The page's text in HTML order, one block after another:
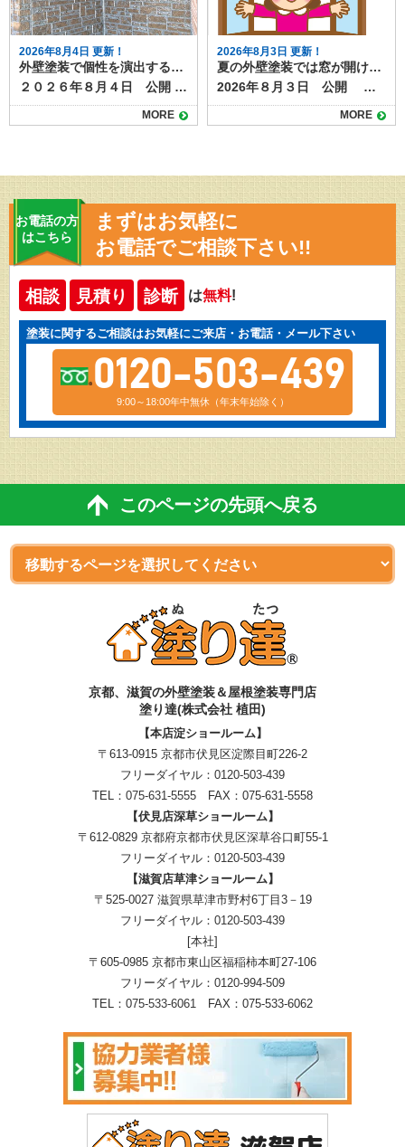
2026年8月4日 更新！
外壁塗装で個性を演出する多彩工法とは？模様仕上げの魅力と特徴
２０２６年８月４日 公開 外壁塗装というと「単色で塗るだけ」というイメージを持つ人も多いですが、近年は色だけでなく模様をつける塗装も人気を集めています。 その代表的な塗装方法が「多彩工法」です。色と質感を組み合わせた独自の仕上がりが得られ、住まいの印象を大きく変えることができます。 目次多彩工法とは多彩工法のメリット高級感と個性を演出デザインの自由度が高い既存外壁の質感を活かせる汚れが目立ちにくい多彩工法の施工方法仕上がりのバリエーション注意点と費用の目安京都・滋賀で多彩工法なら塗り達にお任せ！ 多彩工法とは 多彩工法とは、２色又は３色の組み合わせ、自然な陰影をつけながら仕上げる塗装方法です。ベースとなる色の上から、粒状の塗料や異なる色の塗材を重ねることで、深みや立体感のある模様を作り出します。 サイディング外壁の凹凸を活かす施工方法なので、元々ある柄を以下shながら塗装したり、天然石調やレンガ調など高級感を演出することも可能です。 ▶多彩工法プラン 多彩工法のメリット 多彩工法を使った塗装には様々なメリットがあります。仕上がりの美しさだけではなくもちろん塗装工事としての耐久性もばっちりあります。 高級感と個性を演出 光の当たり方や見る角度によって表情が変わり、単色塗装では得られない高級感が生まれます。 #gallery-1 { margin: auto; } #gallery-1 .gallery-item { float: left; margin-top: 10px; text-align: center; width: 50%; } #gallery-1 img { border: 2px solid #cfcfcf; } #gallery-1 .gallery-caption { margin-left: 0; } /* see gallery_shortcode() in wp-includes/media.php */ 施工前 施工後 デザインの自由度が高い 色の組み合わせや粒の大きさ、模様の出し方などを調整できるため、周囲の家と差別化しやすくなります。 既存外壁の質感を活かせる サイディングの模様を残したまま色だけを変える「クリヤー仕上げ」や、上から模様を重ねる方法もあり、リフォームでも新築のような仕上がりにできます。 汚れが目立ちにくい 多色使いのため、雨だれや埃などの汚れが単色よりも目立ちにくいという特徴があります。 多彩工法の施工方法 多彩工法は特殊な専用ローラーを使って、多彩工法専用塗料を塗っていく施工方法です。 施工には通常の塗装よりも技術が必要で、塗料の販売元であるスズカファインの認定施工店でしか施工できない工法です。多彩工法をご希望の場合は、経験豊富な職人が在籍する認定施工店に依頼することが重要です。 仕上がりのバリエーション 多彩工法には、２色又は３色仕上げ、色の組み合わせによって天然石風・砂壁風・チップ入り・グラデーション調などさまざまなパターンがあります。 例えば、ベージュ系のベースにブラウンやホワイトのチップを加えると落ち着いた印象に、グレー系にブルーの粒を混ぜるとモダンな雰囲気になります。色の組み合わせ次第で和風にも洋風にも対応可能です。 注意点と費用の目安 多彩工法は通常の単色塗装よりも工程や材料が増えるため、費用は1.2〜1.5倍程度になる場合があります。 また、部分補修の際には模様を再現する必要があるため、同じ職人や塗料を使うことが望ましいでしょう。 玄関周りや外塀だけなど一部分への施工も可能です。認定施工店にぜひご相談ください。 ▶多彩工法の施工事例はこちら 京都・滋賀で多彩工法なら塗り達にお任せ！ 外壁塗装の模様仕上げ、とくに多彩工法は、住まいの個性を引き立てる魅力的な方法です。高級感やデザイン性を求める方にはぴったりの工法ですが、仕上がりの満足度は職人の腕に大きく左右されます。施工事例を確認しながら、自分の家に合ったデザインを検討することが大切です。 京都・滋賀で多彩工法をご希望なら、認定施工店の塗り達にご相談ください！施工実績も多数あります！
MORE
2026年8月3日 更新！
夏の外壁塗装では窓が開けられない？事前対策と実際の事例
2026年８月３日 公開 外壁塗装工事では、塗料の飛散防止や安全確保のために足場と養生シートを設置します。 この養生が窓やサッシを覆ってしまうため、工事期間中は窓が開けられないことがあります。 特に夏場は室内の気温上昇が大きな負担となるため、事前の準備が欠かせません。本記事では夏の工事中の窓の開閉について、事前対策や実際の事例をご紹介します。 目次外壁塗装工事中はなぜ窓を開けられなくなるのか外壁塗装工事 夏場の窓開閉問題の事前対策エアコンの事前点検と使用カーテンや断熱シートの活用作業スケジュールの事前確認簡易扇風機やサーキュレーターの準備実際の事例夏場の外壁塗装工事はエアコンの使用や工程の事前確認で準備を 外壁塗装工事中はなぜ窓を開けられなくなるのか 外壁塗装工事時に行う養生は、塗料やホコリが室内に入らないようにするための重要な作業です。また塗料の飛散を防ぎ、作業効率を上げたり、仕上がりを美しくするために重要な工程です。 養生中は窓枠やサッシ部分もマスキングテープでしっかり密閉されるため、塗装工事をしている間は、窓などの開閉が制限されます。特に夏場は、室内の温度が上昇しても空気の入れ替えをするのが難しくなるため、事前に対策を知っておくと安心できるでしょう。 外壁塗装工事 夏場の窓開閉問題の事前対策 外壁塗装工事中は窓を開けての換気が難しい期間がしばらく続きます。次のような事前対策を取り、万全の態勢で工事を迎えましょう。 エアコンの事前点検と使用 工事前にエアコンのフィルター掃除や試運転を行い、冷房がしっかり効く状態になっているか事前に確認しておきましょう。室外機も養生することがあるため、エアコンが稼働できるように業者へ相談することも大切です。 ▶工事中のエアコンの使用についてはこちらの記事もご覧下さい カーテンや断熱シートの活用 養生シートで直射日光が遮られることはありますが、窓付近の熱こもりを軽減するため、断熱カーテンや遮熱フィルムをあらかじめ設置しておくと効果的です。エアコンとうまく併用しましょう。 作業スケジュールの事前確認 塗装期間中ずっと窓が開けられないわけではなく、工程によっては開放可能な日もあります。工事スケジュールを確認して、換気が可能なタイミングを把握しておくと安心です。 簡易扇風機やサーキュレーターの準備 冷房だけでなく空気を循環させることで、室内の温度ムラを減らせます。 実際の事例 あるお宅では、真夏に2週間の外壁塗装を実施しました。事前にエアコンの効き具合を確認し、さらに寝室にポータブルクーラーを設置したことで、夜間の暑さを軽減できたそうです。また、作業中に職人と連携し、昼休憩中や乾燥待ち時間に短時間だけ窓を開放し、室内の空気を入れ替える工夫も行われました。 別の事例では、工事期間を梅雨明け直後ではなく、気温が安定する初夏に設定することで、暑さの負担を軽減できたケースもあります。外壁塗装は一年中可能ですが、季節選びも快適さに影響します。できるだけご家族が快適に過ごせるように余裕を持ったスケジュールを組みましょう。 夏場の外壁塗装工事はエアコンの使用や工程の事前確認で準備を 夏場の外壁塗装では、窓が開けられないことによる暑さ対策が重要です。エアコンの事前準備、断熱グッズの活用、工程に応じた換気、季節の選択などを行うことで、工事中の不快感を大幅に軽減できます。施工前には必ず業者と養生範囲や工期について話し合い、快適で安全な工事期間を過ごしましょう。 外壁塗装工事中の不具合などもお気軽にご相談ください！ご連絡は塗り達まで！
MORE
お電話の方
はこちら
まずはお気軽に
お電話でご相談下さい!!
相談 見積り 診断 は無料!
塗装に関するご相談はお気軽にご来店・お電話・メール下さい
0120-503-439
9:00～18:00年中無休（年末年始除く）
このページの先頭へ戻る
京都、滋賀の外壁塗装＆屋根塗装専門店
塗り達(株式会社 植田)
【本店淀ショールーム】
〒613-0915 京都市伏見区淀際目町226-2
フリーダイヤル： 0120-503-439
TEL： 075-631-5555 FAX：075-631-5558
【伏見店深草ショールーム】
〒612-0829 京都府京都市伏見区深草谷口町55-1
フリーダイヤル： 0120-503-439
【滋賀店草津ショールーム】
〒525-0027 滋賀県草津市野村6丁目3－19
フリーダイヤル： 0120-503-439
[本社]
〒605-0985 京都市東山区福稲柿本町27-106
フリーダイヤル： 0120-994-509
TEL： 075-533-6061 FAX：075-533-6062